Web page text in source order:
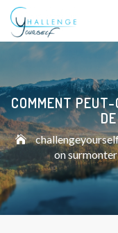
COMMENT PEUT-
on